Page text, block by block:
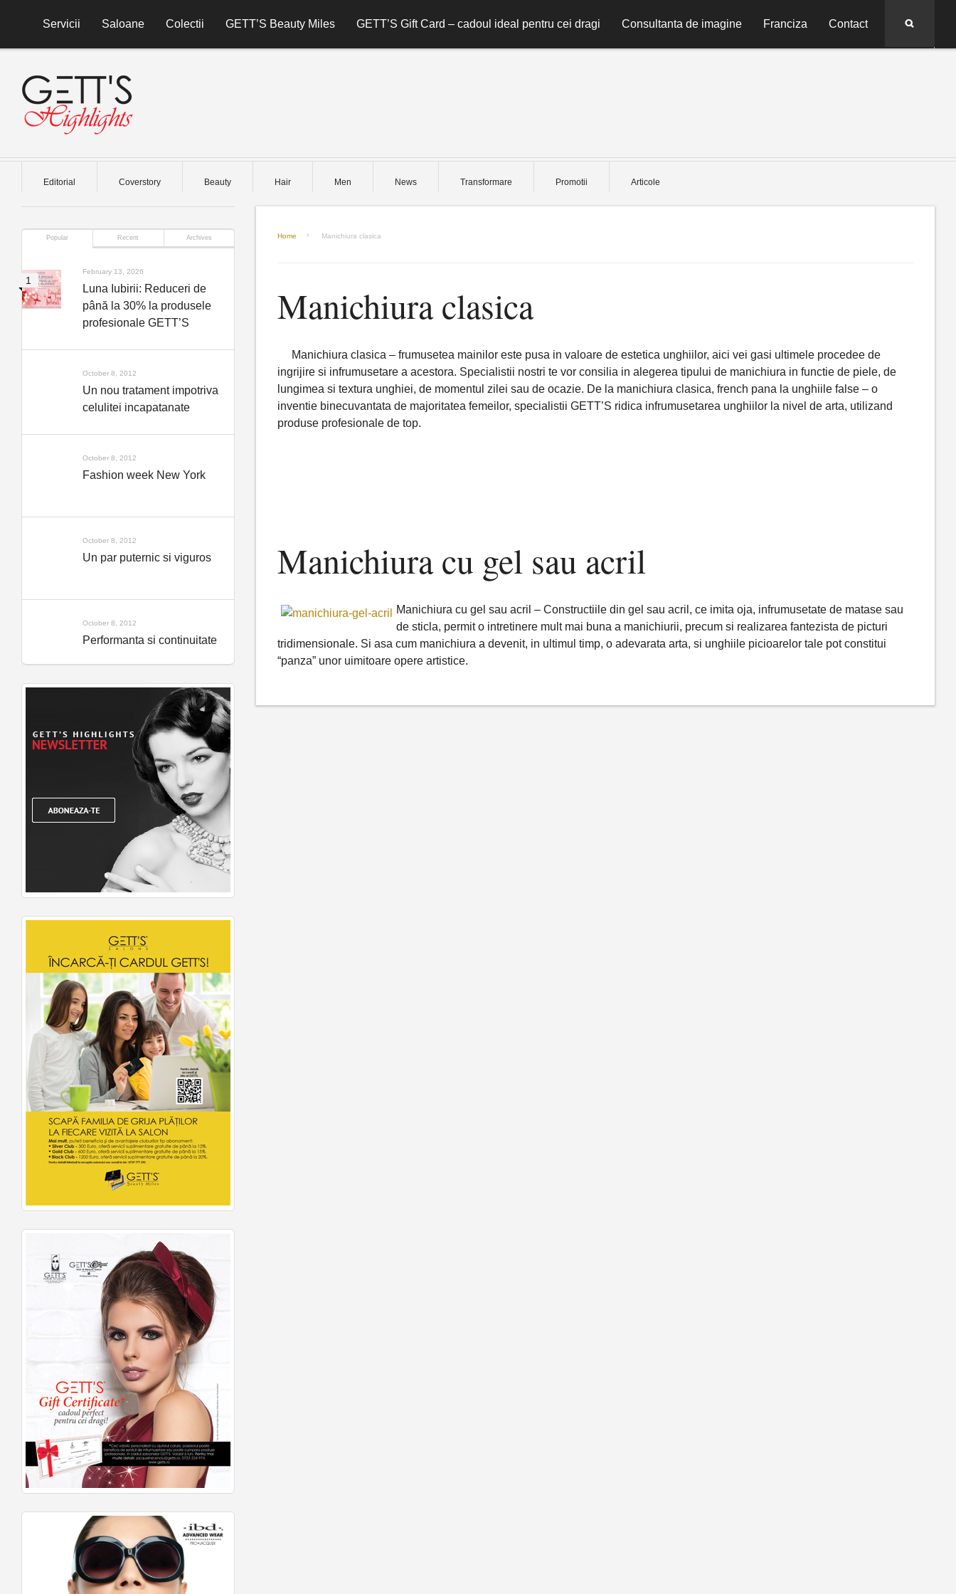
Servicii
Saloane Colectii GETT’S Beauty Miles GETT’S Gift Card – cadoul ideal pentru cei dragi Consultanta de imagine Franciza Contact
Editorial Coverstory Beauty Hair Men News Transformare Promotii Articole
Home Manichiura clasica
Manichiura clasica
Manichiura clasica – frumusetea mainilor este pusa in valoare de estetica unghiilor, aici vei gasi ultimele procedee de
ingrijire si infrumusetare a acestora. Specialistii nostri te vor consilia in alegerea tipului de manichiura in functie de piele, de
lungimea si textura unghiei, de momentul zilei sau de ocazie. De la manichiura clasica, french pana la unghiile false – o
inventie binecuvantata de majoritatea femeilor, specialistii GETT’S ridica infrumusetarea unghiilor la nivel de arta, utilizand
produse profesionale de top.
Manichiura cu gel sau acril
Manichiura cu gel sau acril – Constructiile din gel sau acril, ce imita oja, infrumusetate de matase sau
de sticla, permit o intretinere mult mai buna a manichiurii, precum si realizarea fantezista de picturi
tridimensionale. Si asa cum manichiura a devenit, in ultimul timp, o adevarata arta, si unghiile picioarelor tale pot constitui
“panza” unor uimitoare opere artistice.
Popular Recent Archives
February 13, 2026
Luna Iubirii: Reduceri de
până la 30% la produsele
profesionale GETT’S
October 8, 2012
Un nou tratament impotriva
celulitei incapatanate
October 8, 2012
Fashion week New York
October 8, 2012
Un par puternic si viguros
October 8, 2012
Performanta si continuitate